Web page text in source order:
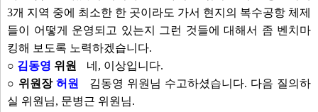
3개 지역 중에 최소한 한 곳이라도 가서 현지의 복수공항 체제
들이 어떻게 운영되고 있는지 그런 것들에 대해서 좀 벤치마
킹해 보도록 노력하겠습니다.
○ 김동영 위원
네, 이상입니다.
○ 위원장 허원
김동영 위원님 수고하셨습니다. 다음 질의하
실 위원님, 문병근 위원님.